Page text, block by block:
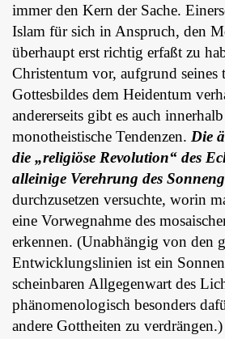
immer den Kern der Sache.
Islam für sich in Anspruch, den
überhaupt erst richtig erfaßt zu
Christentum vor, aufgrund seines
Gottesbildes dem Heidentum
andererseits gibt es auch
monotheistische Tendenzen. Die
die „religiöse Revolution“ des
alleinige Verehrung des
durchzusetzen versuchte, worin
eine Vorwegnahme des
erkennen. (Unabhängig von den
Entwicklungslinien ist ein
scheinbaren Allgegenwart des
phänomenologisch besonders
andere Gottheiten zu verdrängen.)